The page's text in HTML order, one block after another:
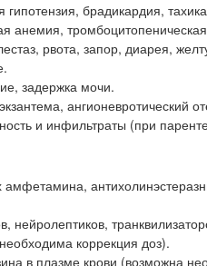
гипотензия, брадикардия,
анемия,
рвота, запор, диарея,
задержка мочи.
ангионевротический
и инфильтраты (при
коррекция доз).
в плазме крови (возможна